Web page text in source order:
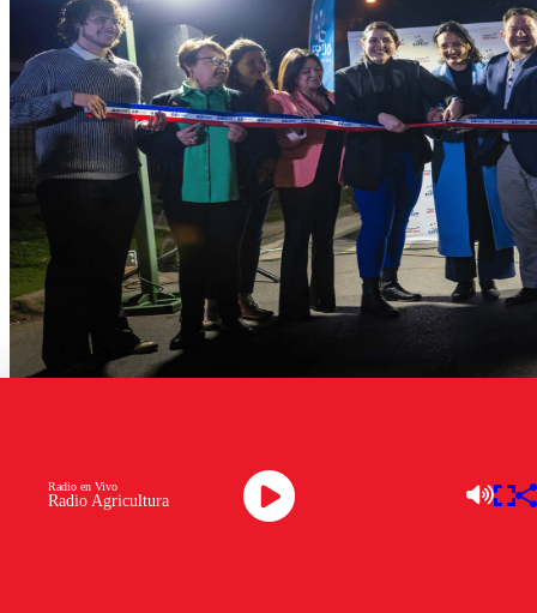
La tarde de este lunes comenzaron
ampliación y mejoramiento del alumbrado público en
, hito que estuvo encabezado por
Radio Agricultura
Radio en Vivo